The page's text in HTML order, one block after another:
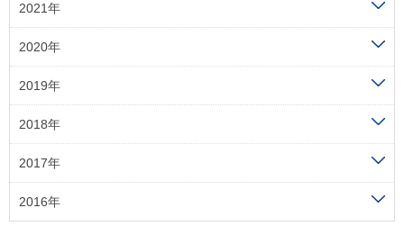
2021年
2020年
2019年
2018年
2017年
2016年